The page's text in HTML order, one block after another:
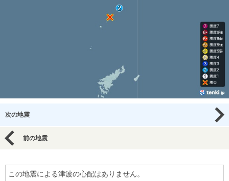
次の地震
前の地震
この地震による津波の心配はありません。